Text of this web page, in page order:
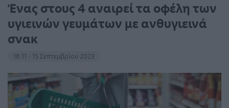
Ένας στους 4 αναιρεί τα οφέλη των
υγιεινών γευμάτων με ανθυγιεινά
σνακ
18:11 - 15 Σεπτεμβρίου 2023